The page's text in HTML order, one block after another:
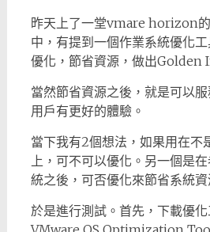
昨天上了一堂vmare horizon
中，有提到一個作業系統優化
優化，節省資源，做出Golden
當然節省資源之後，就是可以
用戶有更好的體驗。
當下我有2個想法，如果用在
上，可不可以優化。另一個是
統之後，可否優化來節省系統資
於是進行測試。首先，下載優